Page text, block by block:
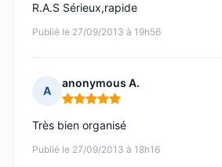
Publié le 27/09/2013 à 19h56
R.A.S Sérieux,rapide
A
anonymous A.
Note : 5 sur 5
Publié le 27/09/2013 à 18h16
Très bien organisé